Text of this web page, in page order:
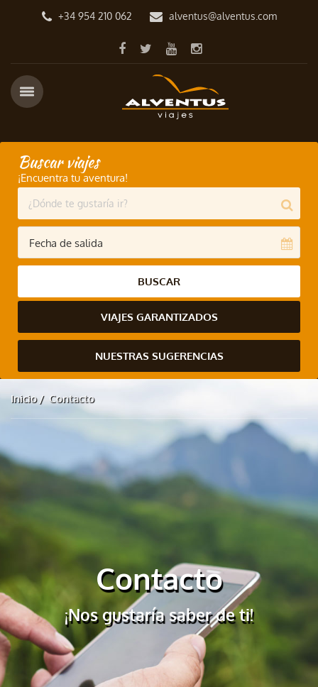
+34 954 210 062 alventus@alventus.com
Buscar viajes
¡Encuentra tu aventura!
BUSCAR
VIAJES GARANTIZADOS
NUESTRAS SUGERENCIAS
Inicio Contacto
Contacto
¡Nos gustaría saber de ti!